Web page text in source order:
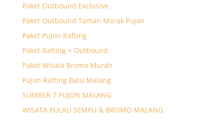
Paket Outbound Exclusive
Paket Outbound Taman Merak Pujon
Paket Pujon Rafting
Paket Rafting + Outbound
Paket Wisata Bromo Murah
Pujon Rafting Batu Malang
SUMBER 7 PUJON MALANG
WISATA PULAU SEMPU & BROMO MALANG